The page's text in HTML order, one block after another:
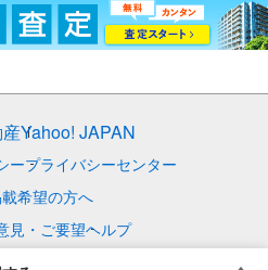
Yahoo! JAPAN
ープライバシーセンター
希望の方へ
見・ご要望ヘルプ
Corporation